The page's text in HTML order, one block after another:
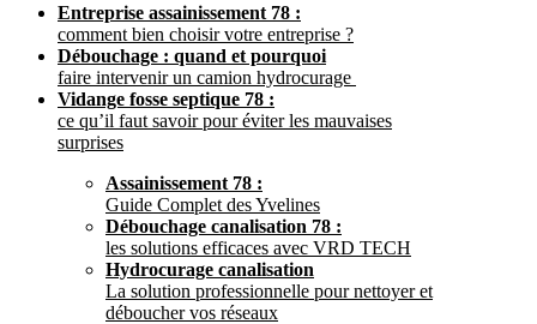
Entreprise assainissement 78 :
comment bien choisir votre entreprise ?
Débouchage : quand et pourquoi
faire intervenir un camion hydrocurage
Vidange fosse septique 78 :
ce qu’il faut savoir pour éviter les mauvaises
surprises
Assainissement 78 :
Guide Complet des Yvelines
Débouchage canalisation 78 :
les solutions efficaces avec VRD TECH
Hydrocurage canalisation
La solution professionnelle pour nettoyer et
déboucher vos réseaux